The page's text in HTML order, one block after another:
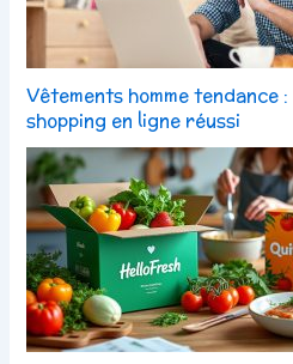
Vêtements homme tendance
shopping en ligne réussi